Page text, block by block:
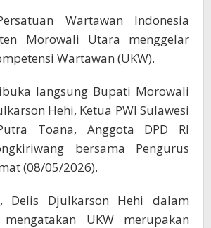
Wartawan Indonesia
Morowali Utara menggelar
Wartawan (UKW).
langsung Bupati Morowali
Hehi, Ketua PWI Sulawesi
Toana, Anggota DPD RI
bersama Pengurus
(08/05/2026).
Delis Djulkarson Hehi dalam
UKW merupakan